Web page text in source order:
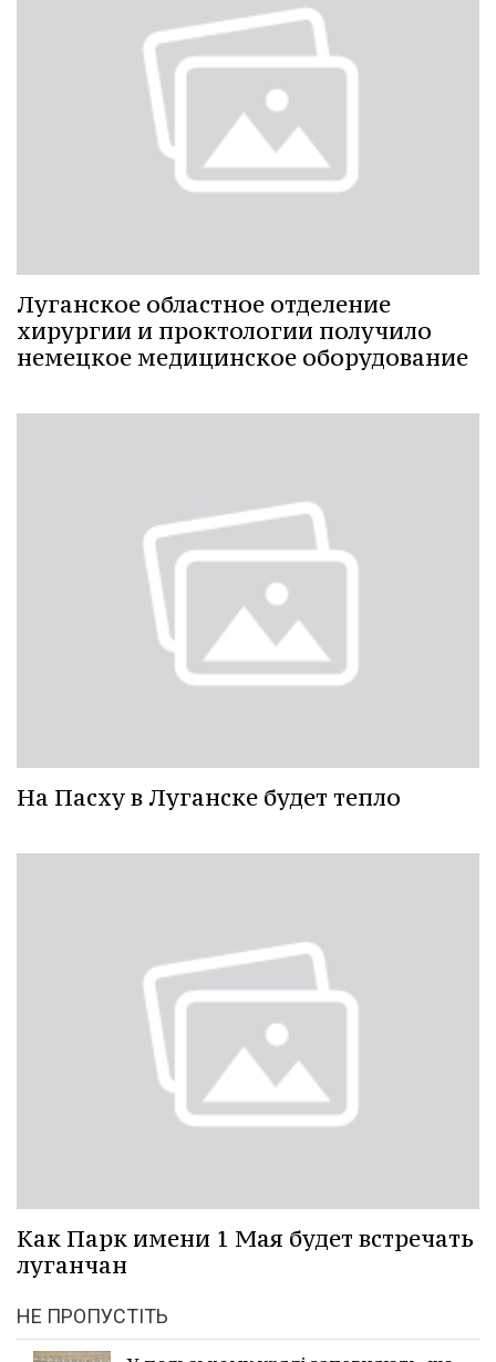
Луганское областное отделение
хирургии и проктологии получило
немецкое медицинское оборудование
На Пасху в Луганске будет тепло
Как Парк имени 1 Мая будет встречать
луганчан
НЕ ПРОПУСТІТЬ